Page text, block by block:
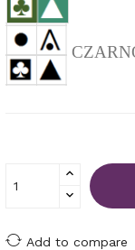
Add to compare